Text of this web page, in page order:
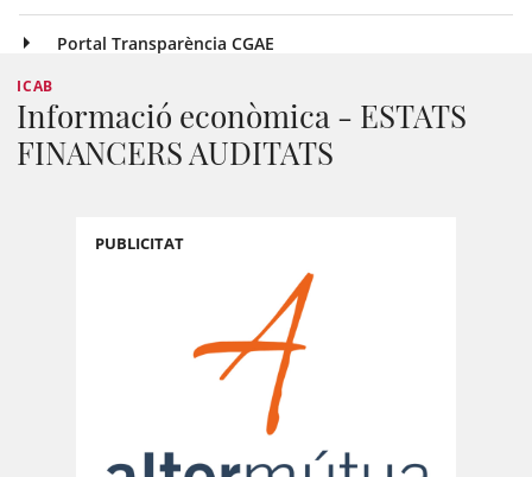
Portal Transparència CGAE
ICAB
Informació econòmica - ESTATS
FINANCERS AUDITATS
PUBLICITAT